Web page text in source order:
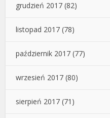
grudzień 2017 (82)
listopad 2017 (78)
październik 2017 (77)
wrzesień 2017 (80)
sierpień 2017 (71)